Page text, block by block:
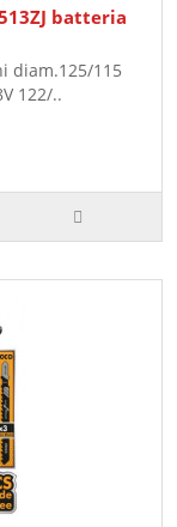
batteria
diam.125/115
122/..